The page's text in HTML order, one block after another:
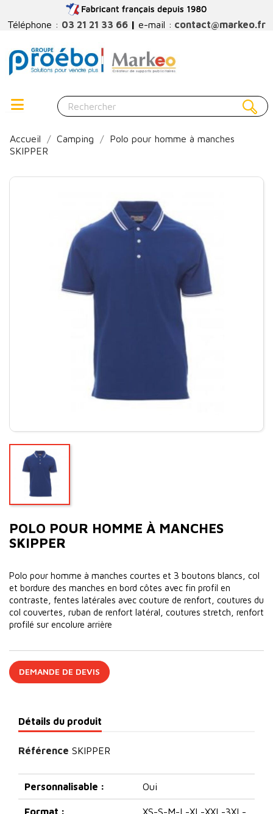
Téléphone : 03 21 21 33 66 | e-mail : contact@markeo.fr
Accueil Camping
Polo pour homme à manches
SKIPPER
POLO POUR HOMME À MANCHES
SKIPPER
Polo pour homme à manches courtes et 3 boutons blancs, col
et bordure des manches en bord côtes avec fin profil en
contraste, fentes latérales avec couture de renfort, coutures du
col couvertes, ruban de renfort latéral, coutures stretch, renfort
profilé sur encolure arrière
DEMANDE DE DEVIS
Détails du produit
Référence SKIPPER
Personnalisable : Oui
Format :
XS-S-M-L-XL-XXL-3XL-